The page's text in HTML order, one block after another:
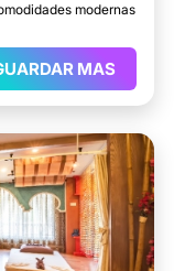
modernas
MAS